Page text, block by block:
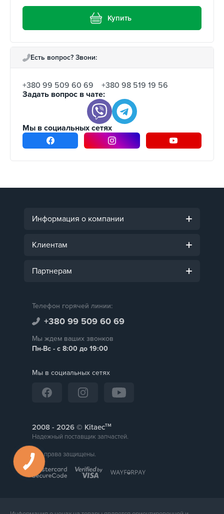
Купить
Есть вопрос? Звони:
+380 99 509 60 69
+380 98 519 19 56
Задать вопрос в чате:
Мы в социальных сетях
Информация о компании
Клиентам
Партнерам
Телефон горячей линии:
+380 99 509 60 69
Мы ждем ваших звонков
Пн-Вс - с 8:00 до 19:00
Мы в социальных сетях
2008 - © Kitaecтм
Надежный поставщик запчастей.
Все права защищены.